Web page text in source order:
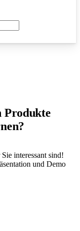
Produkte
interessant sind!
und Demo